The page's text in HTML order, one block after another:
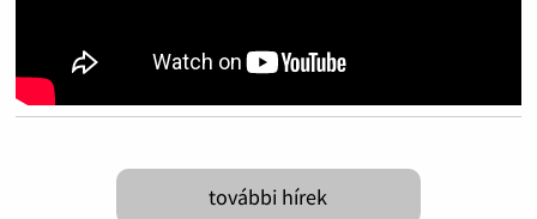
további hírek